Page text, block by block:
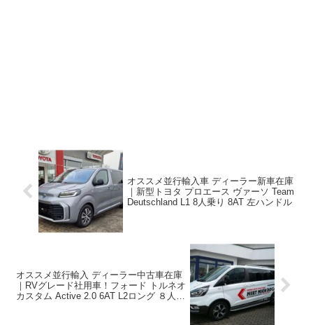
オススメ並行輸入車 ディーラー新車在庫
｜新型トヨタ プロエース ヴァーソ Team
Deutschland L1 8人乗り 8AT 左ハンドル
オススメ並行輸入 ディーラー中古車在庫
｜RVグレード社用車！フォード トルネオ
カスタム Active 2.0 6AT L2ロング ８人乗